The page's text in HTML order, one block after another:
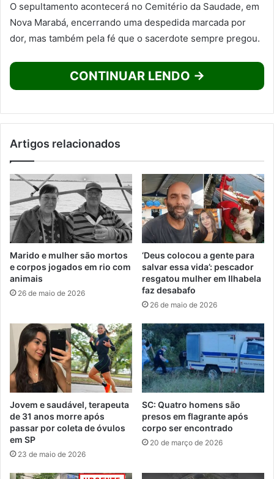
O sepultamento acontecerá no Cemitério da Saudade, em
Nova Marabá, encerrando uma despedida marcada por
dor, mas também pela fé que o sacerdote sempre pregou.
CONTINUAR LENDO →
Artigos relacionados
Marido e mulher são mortos
e corpos jogados em rio com
animais
26 de maio de 2026
‘Deus colocou a gente para
salvar essa vida’: pescador
resgatou mulher em Ilhabela
faz desabafo
26 de maio de 2026
Jovem e saudável, terapeuta
de 31 anos morre após
passar por coleta de óvulos
em SP
23 de maio de 2026
SC: Quatro homens são
presos em flagrante após
corpo ser encontrado
20 de março de 2026